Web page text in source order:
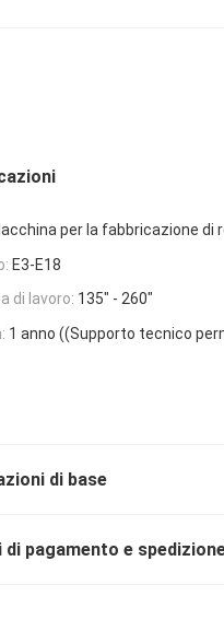
per la fabbricazione di
E3-E18
di lavoro: 135" - 260"
1 anno ((Supporto tecnico
di base
di pagamento e